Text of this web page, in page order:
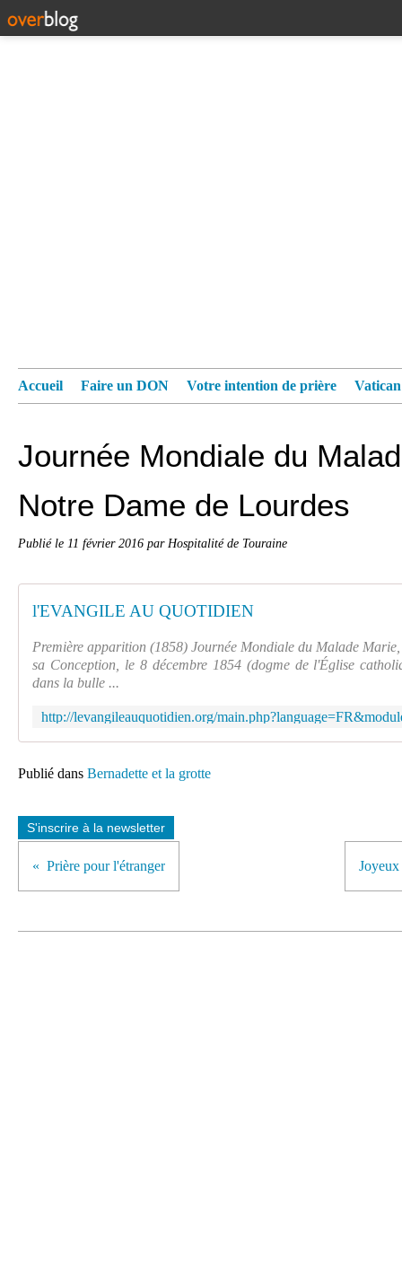
Accueil Faire un DON Votre intention de prière
Journée Mondiale du
Notre Dame de Lourdes
Publié le 11 février 2016 par Hospitalité de Touraine
l'EVANGILE AU QUOTIDIEN
Première apparition (1858) Journée Mondiale du Malade
sa Conception, le 8 décembre 1854 (dogme de l'Église
dans la bulle ...
Publié dans Bernadette et la grotte
S'inscrire à la newsletter
Prière pour l'étranger